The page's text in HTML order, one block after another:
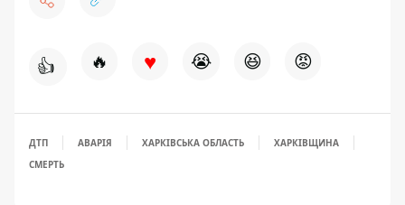
👍 🔥 ♥ 😭 😆 😡
ДТП АВАРІЯ ХАРКІВСЬКА ОБЛАСТЬ
ХАРКІВЩИНА
СМЕРТЬ